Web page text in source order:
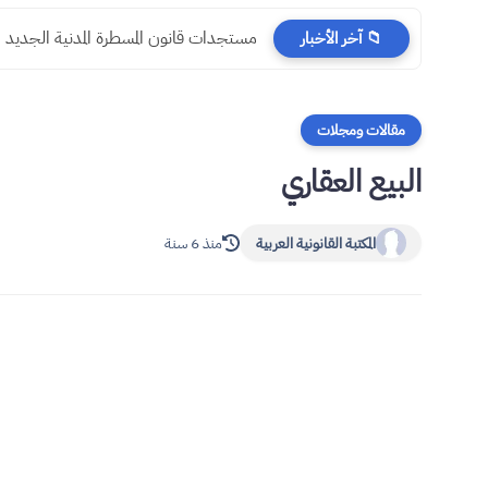
📁 آخر الأخبار مستجدات قانون المسطرة المدنية الجديد
مقالات ومجلات
البيع العقاري
المكتبة القانونية العربية منذ 6 سنة